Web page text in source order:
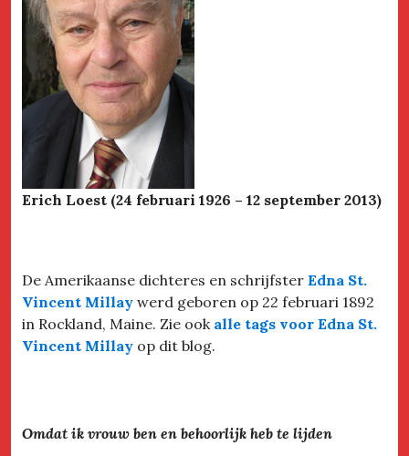
Erich Loest (24 februari 1926 – 12 september 2013)
De Amerikaanse dichteres en schrijfster Edna St.
Vincent Millay werd geboren op 22 februari 1892
in Rockland, Maine. Zie ook alle tags voor Edna St.
Vincent Millay op dit blog.
Omdat ik vrouw ben en behoorlijk heb te lijden